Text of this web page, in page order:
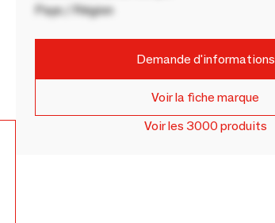
Pays / Région
Demande d'informations
Voir la fiche marque
Voir les 3000 produits